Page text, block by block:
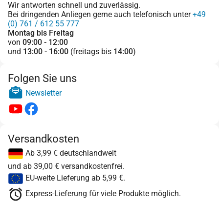
Wir antworten schnell und zuverlässig.
Bei dringenden Anliegen gerne auch telefonisch unter+49
(0) 761 / 612 55 777
Montag bis Freitag
von 09:00 - 12:00
und 13:00 - 16:00 (freitags bis 14:00)
Folgen Sie uns
Newsletter
Versandkosten
Ab 3,99 € deutschlandweit
und ab 39,00 € versandkostenfrei.
EU-weite Lieferung ab 5,99 €.
Express-Lieferung für viele Produkte möglich.